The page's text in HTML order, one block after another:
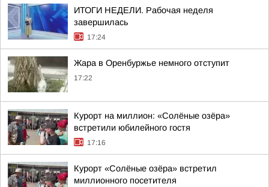
ИТОГИ НЕДЕЛИ. Рабочая неделя
завершилась
17:24
Жара в Оренбуржье немного отступит
17:22
Курорт на миллион: «Солёные озёра»
встретили юбилейного гостя
17:16
Курорт «Солёные озёра» встретил
миллионного посетителя